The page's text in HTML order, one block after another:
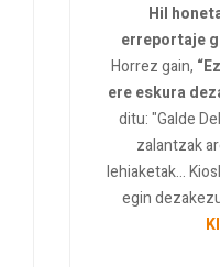
Hil
erreportaje
Horrez gain,
ere eskura
ditu: "Galde
zalantzak
lehiaketak...
egin